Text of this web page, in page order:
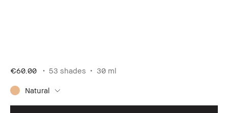
€60.00 53 shades 30 ml
Natural